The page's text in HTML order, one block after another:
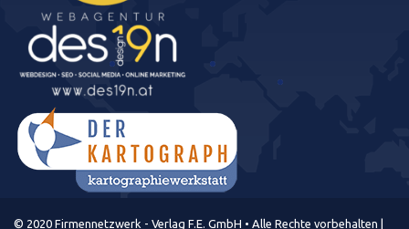
© 2020 Firmennetzwerk - Verlag F.E. GmbH • Alle Rechte vorbehalten |